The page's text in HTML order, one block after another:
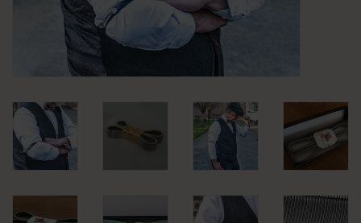
DOKTERSTASSEN
SPECIALS
SALE